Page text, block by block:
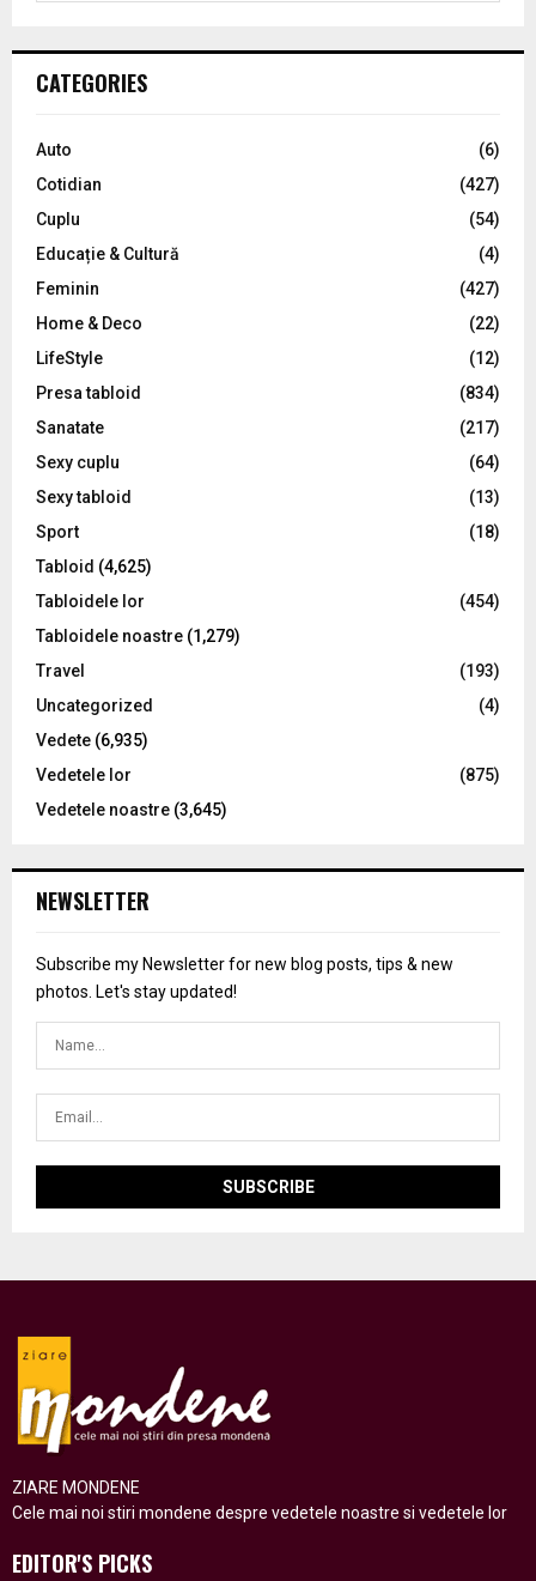
h
o
:
C
CATEGORIES
Auto
(6)
Cotidian
(427)
Cuplu
(54)
Educație & Cultură
(4)
Feminin
(427)
Home & Deco
(22)
LifeStyle
(12)
Presa tabloid
(834)
Sanatate
(217)
Sexy cuplu
(64)
Sexy tabloid
(13)
Sport
(18)
Tabloid (4,625)
Tabloidele lor
(454)
Tabloidele noastre (1,279)
Travel
(193)
Uncategorized
(4)
Vedete (6,935)
Vedetele lor
(875)
Vedetele noastre (3,645)
NEWSLETTER
Subscribe my Newsletter for new blog posts, tips & new
photos. Let's stay updated!
ZIARE MONDENE
Cele mai noi stiri mondene despre vedetele noastre si vedetele lor
EDITOR'S PICKS